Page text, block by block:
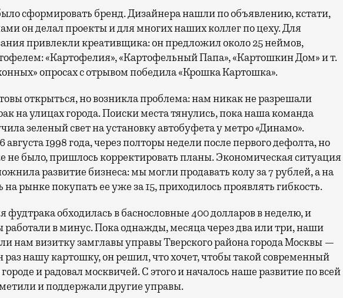
сформировать бренд. Дизайнера нашли по объявлению, кстати,
он делал проекты и для многих наших коллег по цеху. Для
привлекли креативщика: он предложил около 25 неймов,
«Картофелия», «Картофельный Папа», «Картошкин Дом» и т.
опросах с отрывом победила «Крошка Картошка».
открыться, но возникла проблема: нам никак не разрешали
на улицах города. Поиски места тянулись, пока наша команда
зеленый свет на установку автобуфета у метро «Динамо».
1998 года, через полторы недели после первого дефолта, но
не было, пришлось корректировать планы. Экономическая ситуация
развитие бизнеса: мы могли продавать колу за 7 рублей, а на
рынке покупать ее уже за 15, приходилось проявлять гибкость.
фудтрака обходилась в баснословные 400 долларов в неделю, и
работали в минус. Пока однажды, месяца через два или три, наши
нам визитку замглавы управы Тверского района города Москвы —
раз нашу картошку, он решил, что хочет, чтобы такой современный
и радовал москвичей. С этого и началось наше развитие по всей
и поддержали другие управы.